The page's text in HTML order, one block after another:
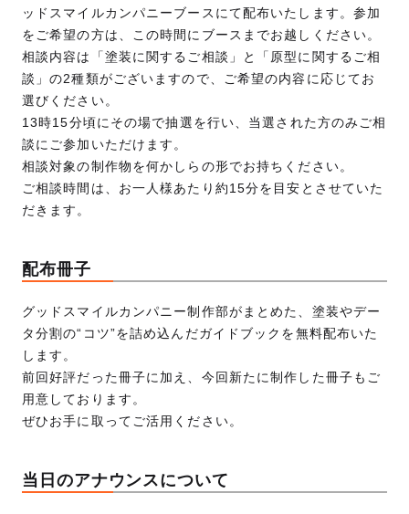
ッドスマイルカンパニーブースにて配布いたします。参加
をご希望の方は、この時間にブースまでお越しください。
相談内容は「塗装に関するご相談」と「原型に関するご相
談」の2種類がございますので、ご希望の内容に応じてお
選びください。
13時15分頃にその場で抽選を行い、当選された方のみご相
談にご参加いただけます。
相談対象の制作物を何かしらの形でお持ちください。
ご相談時間は、お一人様あたり約15分を目安とさせていた
だきます。
配布冊子
グッドスマイルカンパニー制作部がまとめた、塗装やデー
タ分割の“コツ”を詰め込んだガイドブックを無料配布いた
します。
前回好評だった冊子に加え、今回新たに制作した冊子もご
用意しております。
ぜひお手に取ってご活用ください。
当日のアナウンスについて